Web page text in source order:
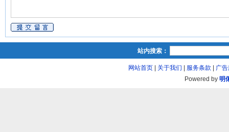
站内搜索：
网站首页| 关于我们 服务条款
广
Powered by 明